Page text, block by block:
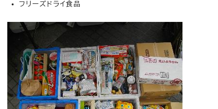
フリーズドライ食品